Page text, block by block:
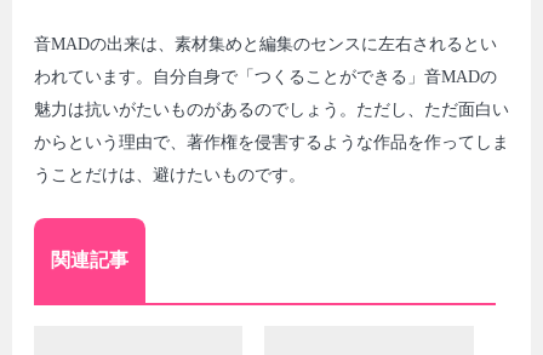
音MADの出来は、素材集めと編集のセンスに左右されるとい
われています。自分自身で「つくることができる」音MADの
魅力は抗いがたいものがあるのでしょう。ただし、ただ面白い
からという理由で、著作権を侵害するような作品を作ってしま
うことだけは、避けたいものです。
関連記事